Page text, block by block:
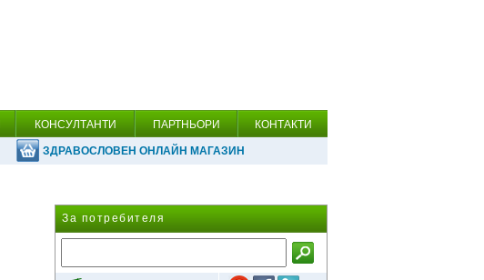
КОНСУЛТАНТИ ПАРТНЬОРИ КОНТАКТИ
ЗДРАВОСЛОВЕН ОНЛАЙН МАГАЗИН
За потребителя